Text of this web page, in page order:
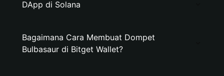
DApp di Solana
Bagaimana Cara Membuat Dompet
Bulbasaur di Bitget Wallet?